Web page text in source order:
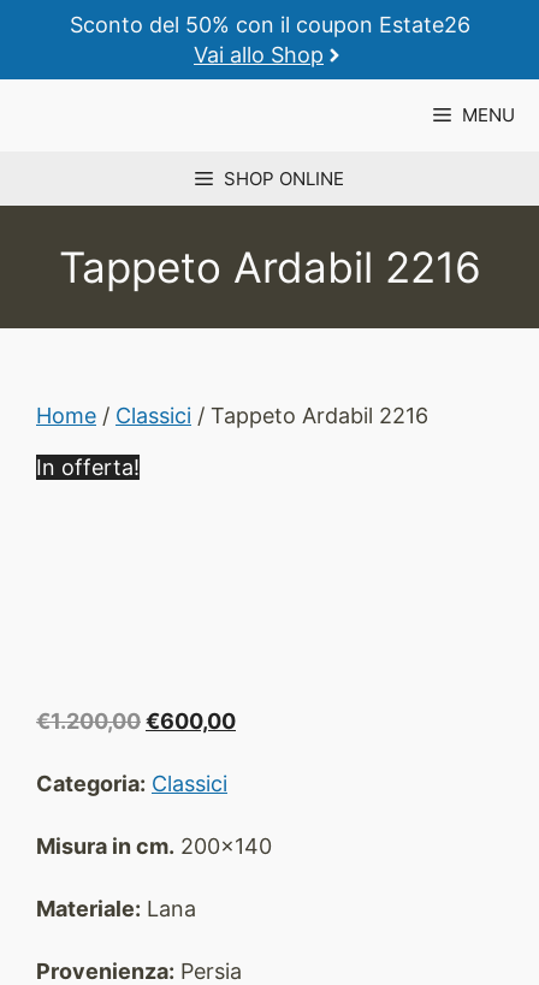
contenuto
Sconto del 50% con il coupon Estate26
Vai allo Shop
MENU
SHOP ONLINE
Tappeto Ardabil 2216
Home / Classici / Tappeto Ardabil 2216
In offerta!
€1.200,00Il
originale
€1.200,00.
€600,00Il
€600,00.
Categoria: Classici
Misura in cm. 200x140
Materiale: Lana
Provenienza: Persia